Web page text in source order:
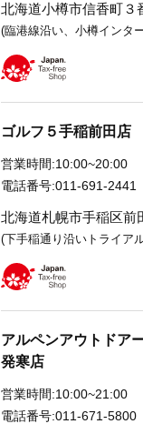
北海道小樽市信香町３
(臨港線沿い、小樽インタ
ゴルフ５手稲前田店
営業時間:10:00~20:00
電話番号:011-691-2441
北海道札幌市手稲区前
(下手稲通り沿いトライア
アルペンアウトドア
発寒店
営業時間:10:00~21:00
電話番号:011-671-5800